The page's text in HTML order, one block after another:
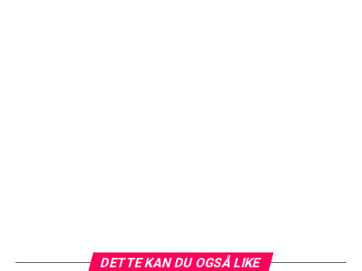
DETTE KAN DU OGSÅ LIKE